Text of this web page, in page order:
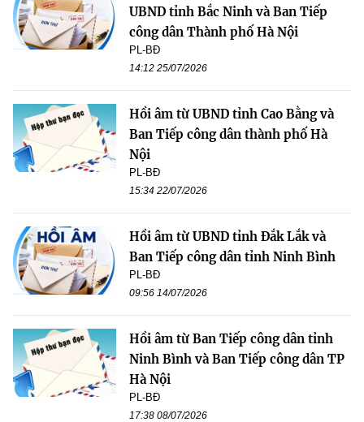
UBND tỉnh Bắc Ninh và Ban Tiếp
công dân Thành phố Hà Nội
PL-BĐ
14:12 25/07/2026
Hồi âm từ UBND tỉnh Cao Bằng và
Ban Tiếp công dân thành phố Hà
Nội
PL-BĐ
15:34 22/07/2026
Hồi âm từ UBND tỉnh Đắk Lắk và
Ban Tiếp công dân tỉnh Ninh Bình
PL-BĐ
09:56 14/07/2026
Hồi âm từ Ban Tiếp công dân tỉnh
Ninh Bình và Ban Tiếp công dân TP
Hà Nội
PL-BĐ
17:38 08/07/2026